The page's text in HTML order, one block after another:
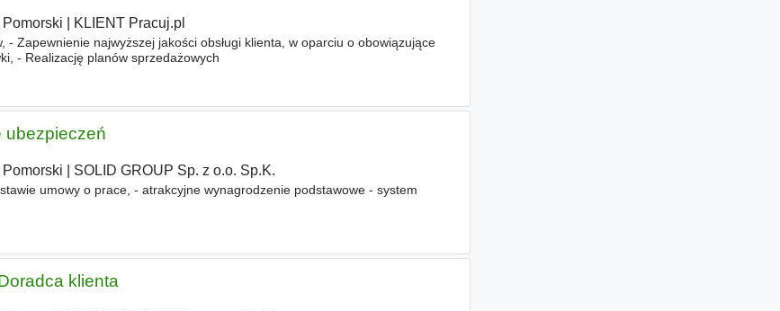
KLIENT Pracuj.pl
- Zapewnienie najwyższej jakości obsługi klienta, w oparciu o obowiązujące
- Realizację planów sprzedażowych
ubezpieczeń
SOLID GROUP Sp. z o.o. Sp.K.
umowy o prace, - atrakcyjne wynagrodzenie podstawowe - system
klienta